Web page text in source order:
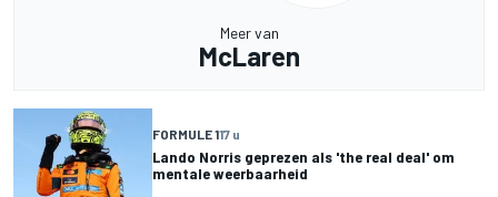
Meer van
McLaren
FORMULE 117 u
Lando Norris geprezen als 'the real deal' om
mentale weerbaarheid